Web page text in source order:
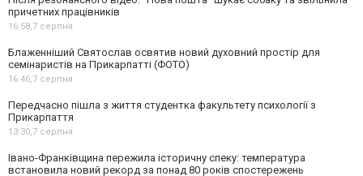
причетних працівників
16:58, 7 серпня
Блаженніший Святослав освятив новий духовний простір для
семінаристів на Прикарпатті (ФОТО)
16:46, 7 серпня
Передчасно пішла з життя студентка факультету психології з
Прикарпаття
13:30, 7 серпня
Івано-Франківщина пережила історичну спеку: температура
встановила новий рекорд за понад 80 років спостережень